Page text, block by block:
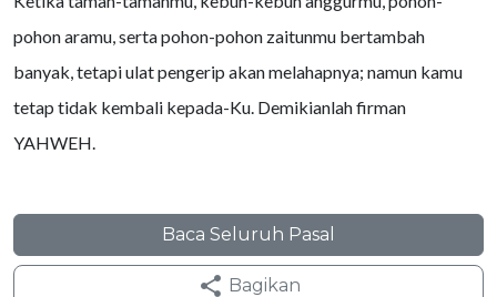
pohon aramu, serta pohon-pohon zaitunmu bertambah
banyak, tetapi ulat pengerip akan melahapnya; namun kamu
tetap tidak kembali kepada-Ku. Demikianlah firman
YAHWEH.
Baca Seluruh Pasal
Bagikan